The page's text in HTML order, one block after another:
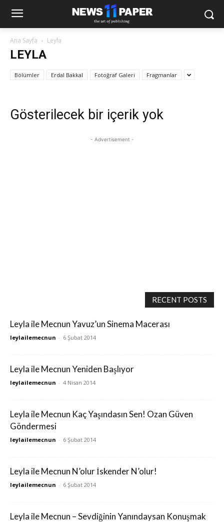
Ana Sayfa Leyla
LEYLA
Bölümler Erdal Bakkal Fotoğraf Galeri Fragmanlar
Gösterilecek bir içerik yok
- Advertisement -
RECENT POSTS
Leyla ile Mecnun Yavuz’un Sinema Macerası
leylailemecnun - 6 Şubat 2014
Leyla ile Mecnun Yeniden Başlıyor
leylailemecnun - 4 Nisan 2014
Leyla ile Mecnun Kaç Yaşındasın Sen! Ozan Güven
Göndermesi
leylailemecnun - 6 Şubat 2014
Leyla ile Mecnun N’olur İskender N’olur!
leylailemecnun - 6 Şubat 2014
Leyla ile Mecnun – Sevdiğinin Yanındaysan Konuşmak